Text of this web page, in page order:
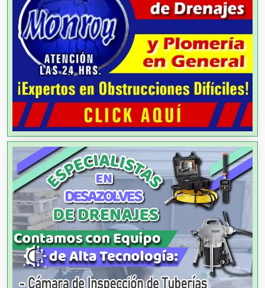
Agencias de Cobranza
Agencias de Colocación
Agencias de Modelos
Agencias de Publicidad
Agencias de Viajes
Agricultores